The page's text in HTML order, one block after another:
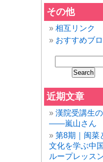
その他
相互リンク
おすすめブ
近期文章
漢院受講生
——嵐山さん
第8期｜闽菜
文化を学ぶ中
ループレッス